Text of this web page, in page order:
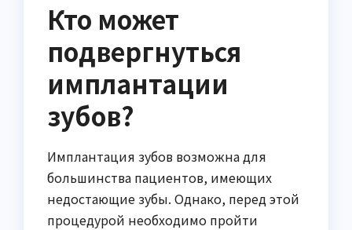
Кто может
подвергнуться
имплантации
зубов?
Имплантация зубов возможна для
большинства пациентов, имеющих
недостающие зубы. Однако, перед этой
процедурой необходимо пройти